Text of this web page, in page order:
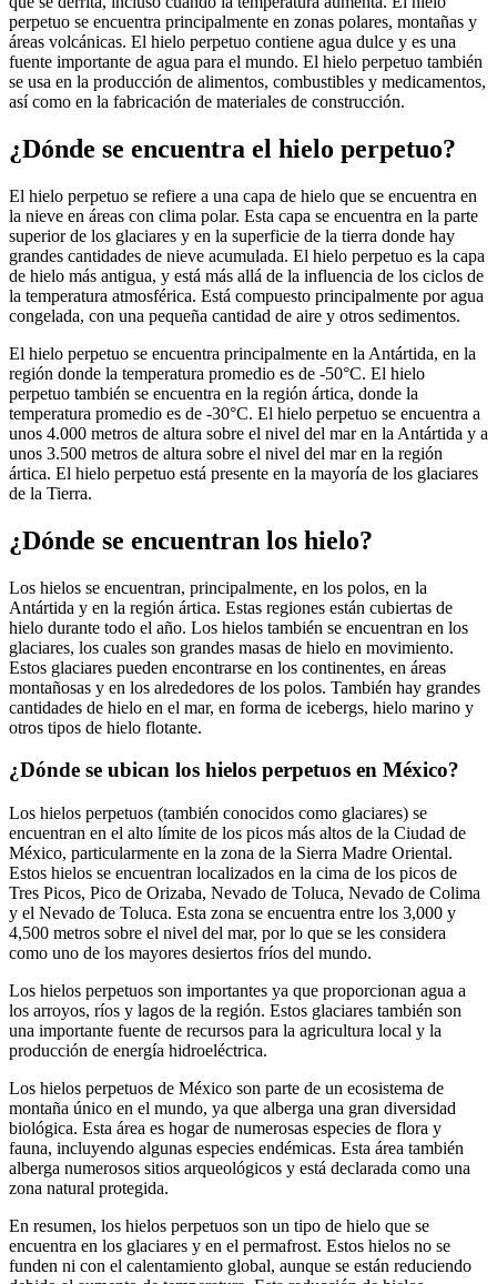
perpetuo se encuentra principalmente en zonas polares, montañas y
áreas volcánicas. El hielo perpetuo contiene agua dulce y es una
fuente importante de agua para el mundo. El hielo perpetuo también
se usa en la producción de alimentos, combustibles y medicamentos,
así como en la fabricación de materiales de construcción.
¿Dónde se encuentra el hielo perpetuo?
El hielo perpetuo se refiere a una capa de hielo que se encuentra en
la nieve en áreas con clima polar. Esta capa se encuentra en la parte
superior de los glaciares y en la superficie de la tierra donde hay
grandes cantidades de nieve acumulada. El hielo perpetuo es la capa
de hielo más antigua, y está más allá de la influencia de los ciclos de
la temperatura atmosférica. Está compuesto principalmente por agua
congelada, con una pequeña cantidad de aire y otros sedimentos.
El hielo perpetuo se encuentra principalmente en la Antártida, en la
región donde la temperatura promedio es de -50°C. El hielo
perpetuo también se encuentra en la región ártica, donde la
temperatura promedio es de -30°C. El hielo perpetuo se encuentra a
unos 4.000 metros de altura sobre el nivel del mar en la Antártida y a
unos 3.500 metros de altura sobre el nivel del mar en la región
ártica. El hielo perpetuo está presente en la mayoría de los glaciares
de la Tierra.
¿Dónde se encuentran los hielo?
Los hielos se encuentran, principalmente, en los polos, en la
Antártida y en la región ártica. Estas regiones están cubiertas de
hielo durante todo el año. Los hielos también se encuentran en los
glaciares, los cuales son grandes masas de hielo en movimiento.
Estos glaciares pueden encontrarse en los continentes, en áreas
montañosas y en los alrededores de los polos. También hay grandes
cantidades de hielo en el mar, en forma de icebergs, hielo marino y
otros tipos de hielo flotante.
¿Dónde se ubican los hielos perpetuos en México?
Los hielos perpetuos (también conocidos como glaciares) se
encuentran en el alto límite de los picos más altos de la Ciudad de
México, particularmente en la zona de la Sierra Madre Oriental.
Estos hielos se encuentran localizados en la cima de los picos de
Tres Picos, Pico de Orizaba, Nevado de Toluca, Nevado de Colima
y el Nevado de Toluca. Esta zona se encuentra entre los 3,000 y
4,500 metros sobre el nivel del mar, por lo que se les considera
como uno de los mayores desiertos fríos del mundo.
Los hielos perpetuos son importantes ya que proporcionan agua a
los arroyos, ríos y lagos de la región. Estos glaciares también son
una importante fuente de recursos para la agricultura local y la
producción de energía hidroeléctrica.
Los hielos perpetuos de México son parte de un ecosistema de
montaña único en el mundo, ya que alberga una gran diversidad
biológica. Esta área es hogar de numerosas especies de flora y
fauna, incluyendo algunas especies endémicas. Esta área también
alberga numerosos sitios arqueológicos y está declarada como una
zona natural protegida.
En resumen, los hielos perpetuos son un tipo de hielo que se
encuentra en los glaciares y en el permafrost. Estos hielos no se
funden ni con el calentamiento global, aunque se están reduciendo